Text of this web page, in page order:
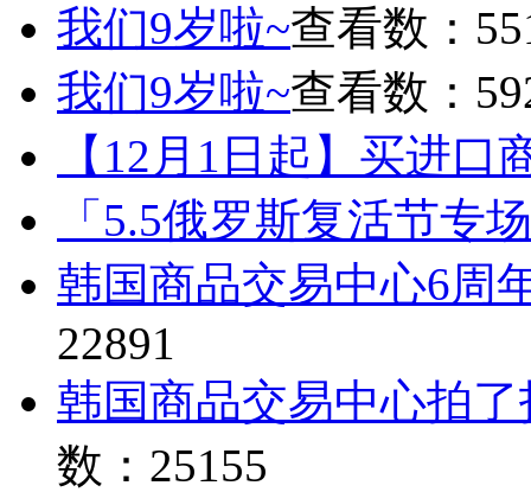
我们9岁啦~查看数：
我们9岁啦~查看数：
【12月1日起】买进口
「5.5俄罗斯复活节专
韩国商品交易中心6周
22891
韩国商品交易中心拍
数：25155